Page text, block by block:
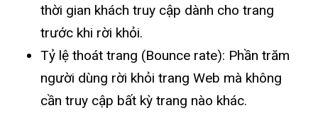
thời gian khách truy cập dành cho trang
trước khi rời khỏi.
Tỷ lệ thoát trang (Bounce rate): Phần trăm
người dùng rời khỏi trang Web mà không
cần truy cập bất kỳ trang nào khác.